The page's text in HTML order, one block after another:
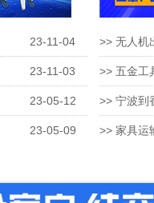
23-11-04
23-11-03
23-05-12
23-05-09
>> 无人机
>> 五金工
>> 宁波到
>> 家具运